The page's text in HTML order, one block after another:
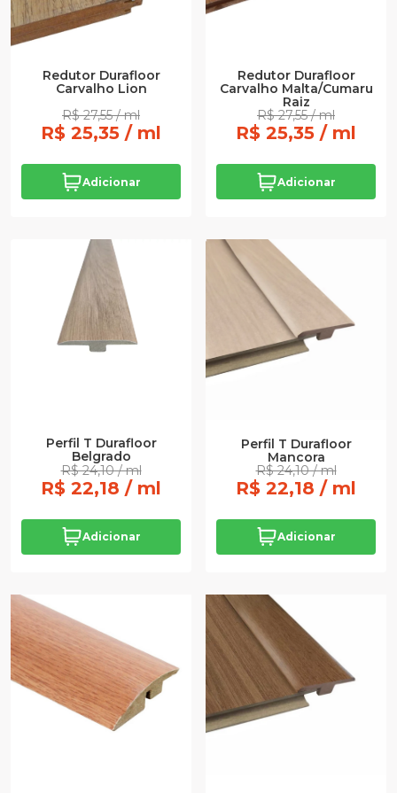
Redutor Durafloor
Carvalho Lion
R$ 27,55 / ml
R$ 25,35 / ml
Adicionar
Redutor Durafloor
Carvalho Malta/Cumaru
Raiz
R$ 27,55 / ml
R$ 25,35 / ml
Adicionar
Perfil T Durafloor
Belgrado
R$ 24,10 / ml
R$ 22,18 / ml
Adicionar
Perfil T Durafloor
Mancora
R$ 24,10 / ml
R$ 22,18 / ml
Adicionar